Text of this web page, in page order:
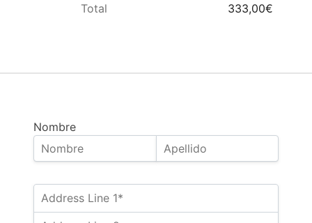
Nombre
Total 333,00€